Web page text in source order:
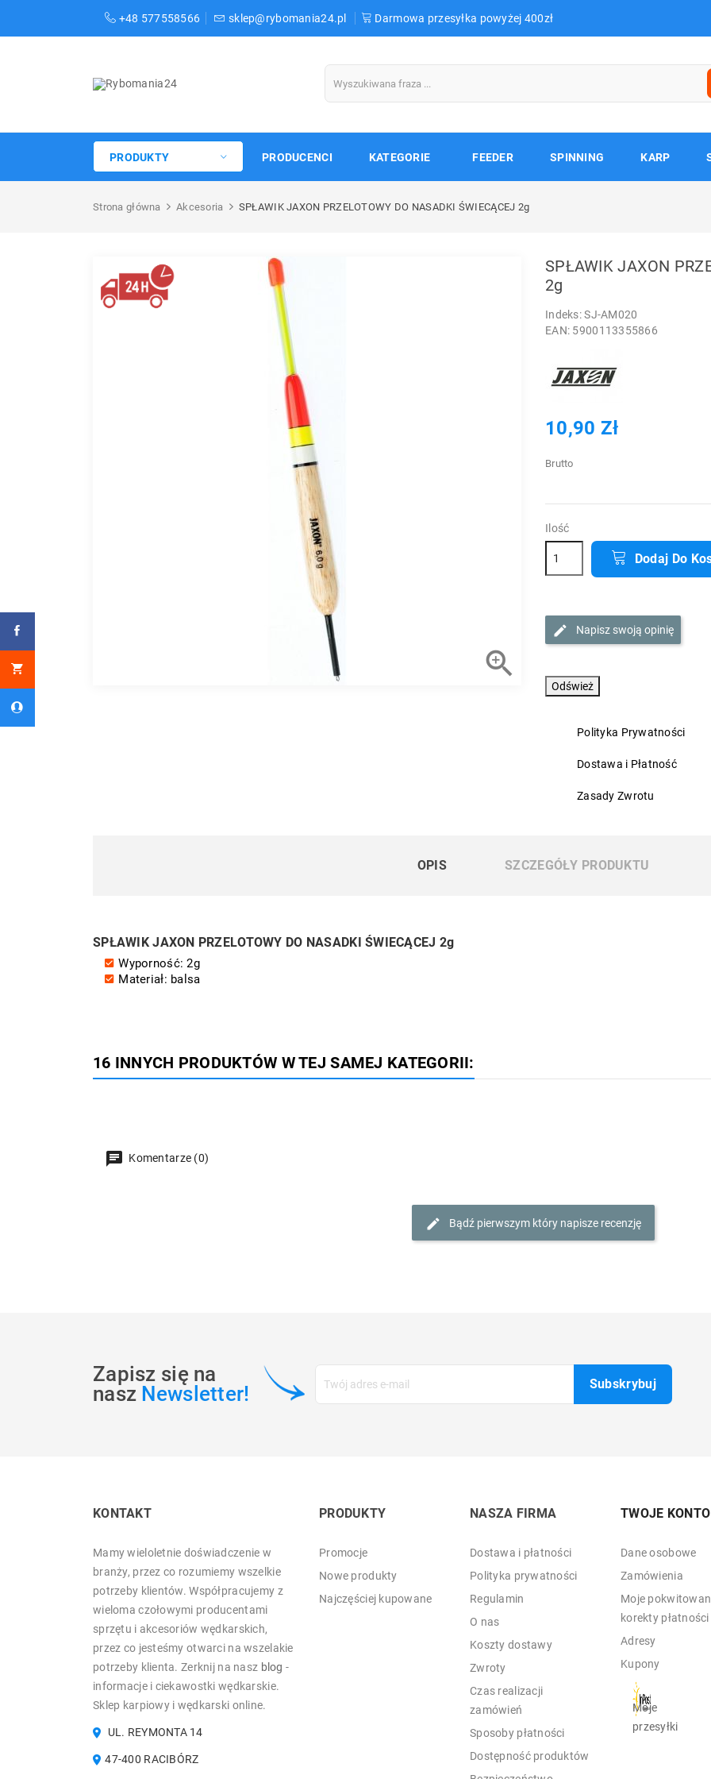
+48 577558566 sklep@rybomania24.pl Darmowa przesyłka powyżej 400zł
PRODUKTY PRODUCENCI KATEGORIE FEEDER SPINNING KARP
Strona główna Akcesoria SPŁAWIK JAXON PRZELOTOWY DO NASADKI ŚWIECĄCEJ 2g

SPŁAWIK JAXON
2g
Indeks: SJ-AM020
EAN: 5900113355866
10,90 Zł
Brutto
Ilość
Dodaj Do
Napisz swoją opinię
Polityka Prywatności
Dostawa i Płatność
Zasady Zwrotu
OPIS SZCZEGÓŁY PRODUKTU
SPŁAWIK JAXON PRZELOTOWY DO NASADKI ŚWIECĄCEJ 2g
Wyporność: 2g
Materiał: balsa
16 INNYCH PRODUKTÓW W TEJ SAMEJ KATEGORII:
Komentarze (0)
Bądź pierwszym który napisze recenzję
Zapisz się na
nasz Newsletter!
KONTAKT
Mamy wieloletnie doświadczenie w
branży, przez co rozumiemy wszelkie
potrzeby klientów. Współpracujemy z
wieloma czołowymi producentami
sprzętu i akcesoriów wędkarskich,
przez co jesteśmy otwarci na wszelakie
potrzeby klienta. Zerknij na nasz blog -
informacje i ciekawostki wędkarskie.
Sklep karpiowy i wędkarski online.
UL. REYMONTA 14
47-400 RACIBÓRZ
PRODUKTY
Promocje
Nowe produkty
Najczęściej kupowane
NASZA FIRMA
Dostawa i płatności
Polityka prywatności
Regulamin
O nas
Koszty dostawy
Zwroty
Czas realizacji
zamówień
Sposoby płatności
Dostępność produktów
TWOJE KONTO
Dane osobowe
Zamówienia
Moje
korekty płatności
Adresy
Kupony
Moje
przesyłki